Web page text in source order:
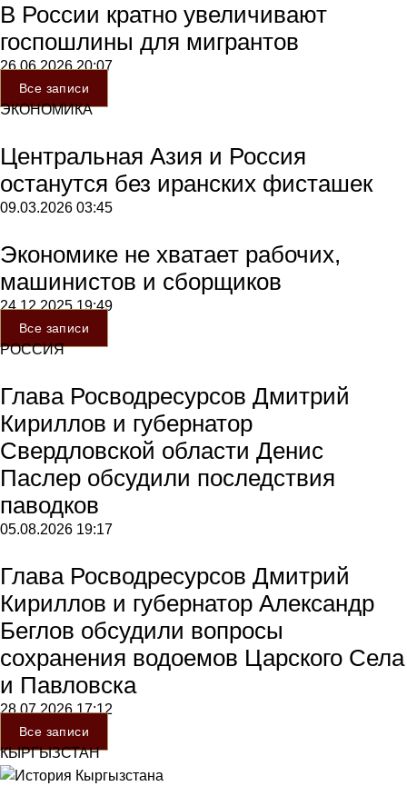
В России кратно увеличивают
госпошлины для мигрантов
26.06.202620:07
Все записи
ЭКОНОМИКА
Центральная Азия и Россия
останутся без иранских фисташек
09.03.2026 03:45
Экономике не хватает рабочих,
машинистов и сборщиков
24.12.202519:49
Все записи
РОССИЯ
Глава Росводресурсов Дмитрий
Кириллов и губернатор
Свердловской области Денис
Паслер обсудили последствия
паводков
05.08.2026 19:17
Глава Росводресурсов Дмитрий
Кириллов и губернатор Александр
Беглов обсудили вопросы
сохранения водоемов Царского Села
и Павловска
28.07.202617:12
Все записи
КЫРГЫЗСТАН